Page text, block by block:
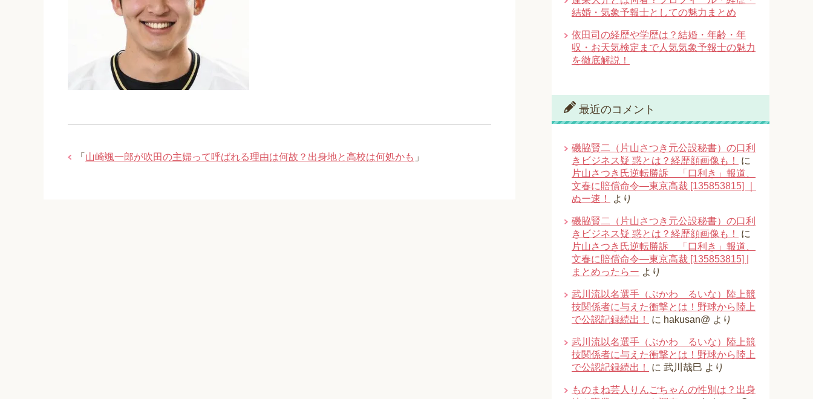
「 山崎颯一郎が吹田の主婦って呼ばれる理由は何故？出身地と高校は何処かも 」
結婚・気象予報士としての魅力まとめ
依田司の経歴や学歴は？結婚・年齢・年
収・お天気検定まで人気気象予報士の魅力
を徹底解説！
最近のコメント
磯脇賢二（片山さつき元公設秘書）の口利
きビジネス疑 惑とは？経歴顔画像も！
に
片山さつき氏逆転勝訴 「口利き」報道、
文春に賠償命令―東京高裁 [135853815] ｜
ぬー速！
より
磯脇賢二（片山さつき元公設秘書）の口利
きビジネス疑 惑とは？経歴顔画像も！
に
片山さつき氏逆転勝訴 「口利き」報道、
文春に賠償命令―東京高裁 [135853815] |
まとめったらー より
武川流以名選手（ぶかわ るいな）陸上競
技関係者に与えた衝撃とは！野球から陸上
で公認記録続出！
に hakusan@ より
武川流以名選手（ぶかわ るいな）陸上競
技関係者に与えた衝撃とは！野球から陸上
で公認記録続出！
に 武川哉巳 より
ものまね芸人りんごちゃんの性別は？出身